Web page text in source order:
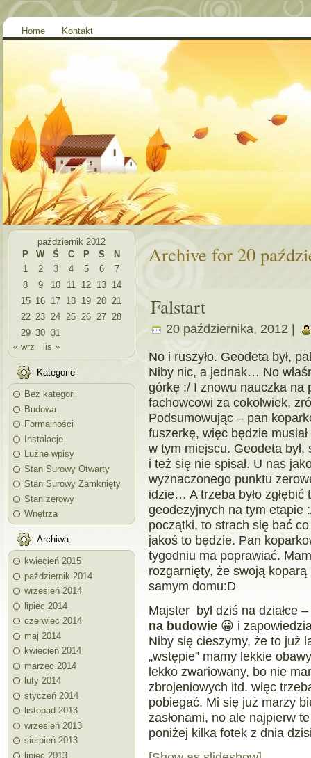
Home Kontakt
październik 2012
P
W Ś C P S
N
1
2 3 4 5 6
7
8
9 10 11 12 13 14
15 16 17 18 19 20 21
22 23 24 25 26 27 28
29 30 31
« wrz
lis »
Kategorie
Bez kategorii
Budowa
Formalności
Instalacje
Luźne wpisy
Stan Surowy Otwarty
Stan Surowy Zamknięty
Stan zerowy
Wnętrza
Archiwa
kwiecień 2015
październik 2014
wrzesień 2014
lipiec 2014
czerwiec 2014
maj 2014
kwiecień 2014
marzec 2014
luty 2014
styczeń 2014
listopad 2013
wrzesień 2013
sierpień 2013
lipiec 2013
Archive for 20
Falstart
20 października, 2012 |
No i ruszyło. Geodeta był,
Niby nic, a jednak… No
górkę :/ I znowu nauczka na
fachowcowi za cokolwiek,
Podsumowując – pan
fuszerkę, więc będzie
w tym miejscu. Geodeta
i też się nie spisał. U nas
wyznaczonego punktu
idzie… A trzeba było
geodezyjnych na tym etapie
początki, to strach się bać
jakoś to będzie. Pan
tygodniu ma poprawiać.
rozgarnięty, że swoją
samym domu:D
Majster był dziś na działce
na budowie 😀 i
Niby się cieszymy, że to już
„wstępie” mamy lekkie
lekko zwariowany, bo nie
zbrojeniowych itd. więc
pobiegać. Mi się już marzy
zasłonami, no ale najpierw
poniżej kilka fotek z dnia